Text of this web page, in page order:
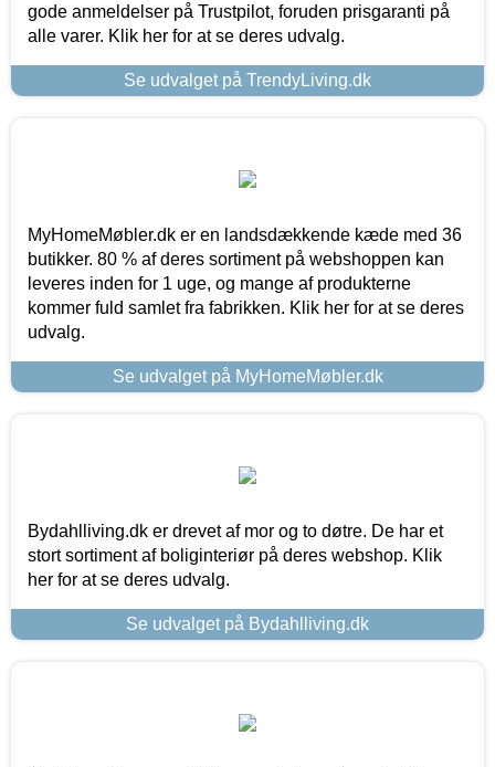
gode anmeldelser på Trustpilot, foruden prisgaranti på
alle varer. Klik her for at se deres udvalg.
Se udvalget på TrendyLiving.dk
MyHomeMøbler.dk er en landsdækkende kæde med 36
butikker. 80 % af deres sortiment på webshoppen kan
leveres inden for 1 uge, og mange af produkterne
kommer fuld samlet fra fabrikken. Klik her for at se deres
udvalg.
Se udvalget på MyHomeMøbler.dk
Bydahlliving.dk er drevet af mor og to døtre. De har et
stort sortiment af boliginteriør på deres webshop. Klik
her for at se deres udvalg.
Se udvalget på Bydahlliving.dk